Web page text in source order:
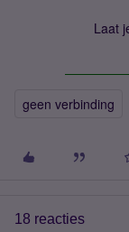
Laat
geen verbinding
18 reacties